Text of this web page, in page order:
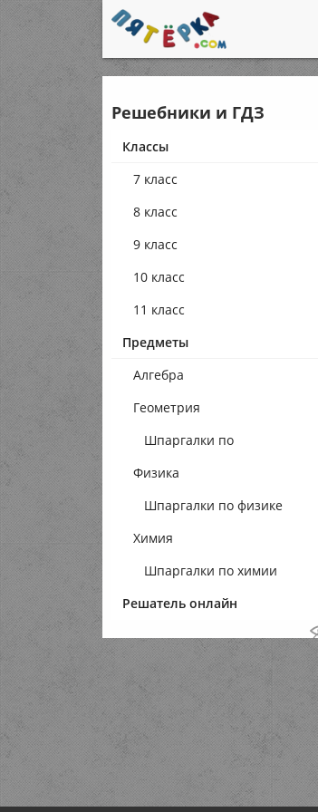
Решебники и ГДЗ
Классы
7 класс
8 класс
9 класс
10 класс
11 класс
Предметы
Алгебра
Геометрия
Шпаргалки по
геометрии
Физика
Шпаргалки по физике
Химия
Шпаргалки по химии
Решатель онлайн